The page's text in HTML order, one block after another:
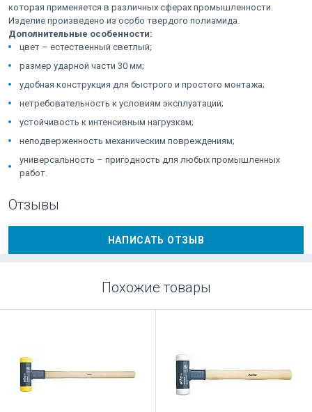
которая применяется в различных сферах промышленности.
Изделие произведено из особо твердого полиамида.
Дополнительные особенности:
цвет – естественный светлый;
размер ударной части 30 мм;
удобная конструкция для быстрого и простого монтажа;
нетребовательность к условиям эксплуатации;
устойчивость к интенсивным нагрузкам;
неподверженность механическим повреждениям;
универсальность – пригодность для любых промышленных
работ.
Отзывы
НАПИСАТЬ ОТЗЫВ
Похожие товары